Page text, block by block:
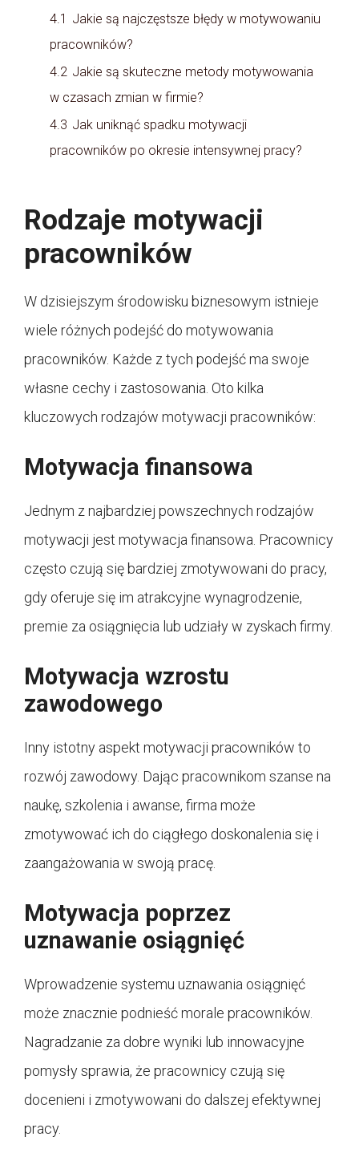
4.1 Jakie są najczęstsze błędy w motywowaniu
pracowników?
4.2 Jakie są skuteczne metody motywowania
w czasach zmian w firmie?
4.3 Jak uniknąć spadku motywacji
pracowników po okresie intensywnej pracy?
Rodzaje motywacji
pracowników
W dzisiejszym środowisku biznesowym istnieje
wiele różnych podejść do motywowania
pracowników. Każde z tych podejść ma swoje
własne cechy i zastosowania. Oto kilka
kluczowych rodzajów motywacji pracowników:
Motywacja finansowa
Jednym z najbardziej powszechnych rodzajów
motywacji jest motywacja finansowa. Pracownicy
często czują się bardziej zmotywowani do pracy,
gdy oferuje się im atrakcyjne wynagrodzenie,
premie za osiągnięcia lub udziały w zyskach firmy.
Motywacja wzrostu
zawodowego
Inny istotny aspekt motywacji pracowników to
rozwój zawodowy. Dając pracownikom szanse na
naukę, szkolenia i awanse, firma może
zmotywować ich do ciągłego doskonalenia się i
zaangażowania w swoją pracę.
Motywacja poprzez
uznawanie osiągnięć
Wprowadzenie systemu uznawania osiągnięć
może znacznie podnieść morale pracowników.
Nagradzanie za dobre wyniki lub innowacyjne
pomysły sprawia, że pracownicy czują się
docenieni i zmotywowani do dalszej efektywnej
pracy.